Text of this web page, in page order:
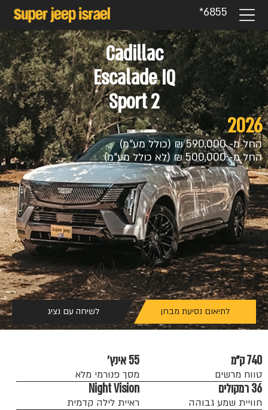
6855*
Cadillac
Escalade IQ
Sport 2
2026
החל מ- 590,000 ₪ (כולל מע"מ)
החל מ- 500,000 ₪ (לא כולל מע"מ)
לתיאום נסיעת מבחן לשיחה עם נציג
740 ק״מ
טווח מרשים
55 אינץ׳
מסך פנורמי מלא
36 רמקולים
חוויית שמע גבוהה
Night Vision
ראיית לילה קדמית